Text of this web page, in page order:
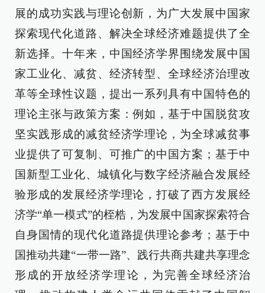
展的成功实践与理论创新，为广大发展中国家
探索现代化道路、解决全球经济难题提供了全
新选择。十年来，中国经济学界围绕发展中国
家工业化、减贫、经济转型、全球经济治理改
革等全球性议题，提出一系列具有中国特色的
理论主张与政策方案：例如，基于中国脱贫攻
坚实践形成的减贫经济学理论，为全球减贫事
业提供了可复制、可推广的中国方案；基于中
国新型工业化、城镇化与数字经济融合发展经
验形成的发展经济学理论，打破了西方发展经
济学“单一模式”的桎梏，为发展中国家探索符合
自身国情的现代化道路提供理论参考；基于中
国推动共建“一带一路”、践行共商共建共享理念
形成的开放经济学理论，为完善全球经济治